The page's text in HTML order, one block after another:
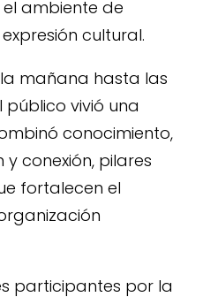
ambiente de
cultural.
la mañana hasta las
público vivió una
conocimiento,
conexión, pilares
fortalecen el
participantes por la